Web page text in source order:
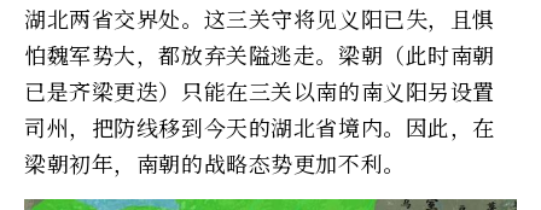
湖北两省交界处。这三关守将见义阳已失，且惧
怕魏军势大，都放弃关隘逃走。梁朝（此时南朝
已是齐梁更迭）只能在三关以南的南义阳另设置
司州，把防线移到今天的湖北省境内。因此，在
梁朝初年，南朝的战略态势更加不利。